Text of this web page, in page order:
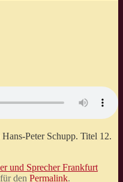
Peter Schupp. Titel 12.
und Sprecher Frankfurt
den Permalink.